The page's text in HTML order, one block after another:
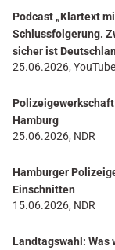
Podcast „Klartext
Schlussfolgerung.
sicher ist
25.06.2026, YouTube
Hamburg
25.06.2026, NDR
Hamburger
Einschnitten
15.06.2026, NDR
Landtagswahl: Was